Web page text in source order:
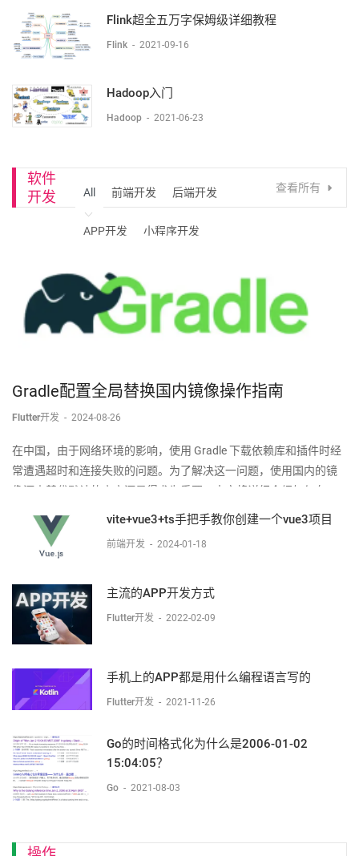
Flink超全五万字保姆级详细教程
Flink - 2021-09-16
Hadoop入门
Hadoop - 2021-06-23
软件
开发
All 前端开发 后端开发
APP开发 小程序开发
查看所有
Gradle配置全局替换国内镜像操作指南
Flutter开发 - 2024-08-26
在中国，由于网络环境的影响，使用 Gradle 下载依赖库和插件时经
常遭遇超时和连接失败的问题。为了解决这一问题，使用国内的镜
像源来替代默认的官方源显得尤为重要。本文将详细介绍如何在
Gradle 中配置全局替换国内镜像，以及在具体操作过程中的注意事
项和实用案例，帮助您在开发中高效切换网络源。一、G
vite+vue3+ts手把手教你创建一个vue3项目
前端开发 - 2024-01-18
主流的APP开发方式
Flutter开发 - 2022-02-09
手机上的APP都是用什么编程语言写的
Flutter开发 - 2021-11-26
Go的时间格式化为什么是2006-01-02
15:04:05？
Go - 2021-08-03